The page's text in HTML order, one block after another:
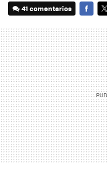
41 comentarios